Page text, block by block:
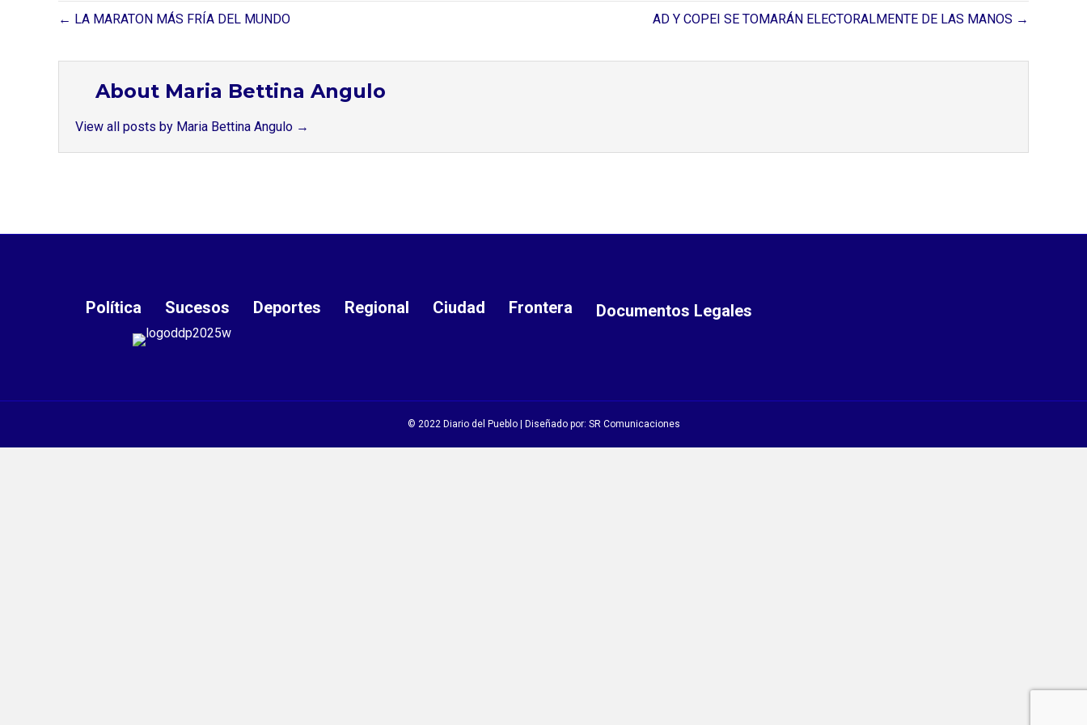
← LA MARATON MÁS FRÍA DEL MUNDO AD Y COPEI SE TOMARÁN ELECTORALMENTE DE LAS MANOS →
About Maria Bettina Angulo
View all posts by Maria Bettina Angulo →
Política Sucesos Deportes Regional Ciudad Frontera Documentos Legales
© 2022 Diario del Pueblo | Diseñado por: SR Comunicaciones